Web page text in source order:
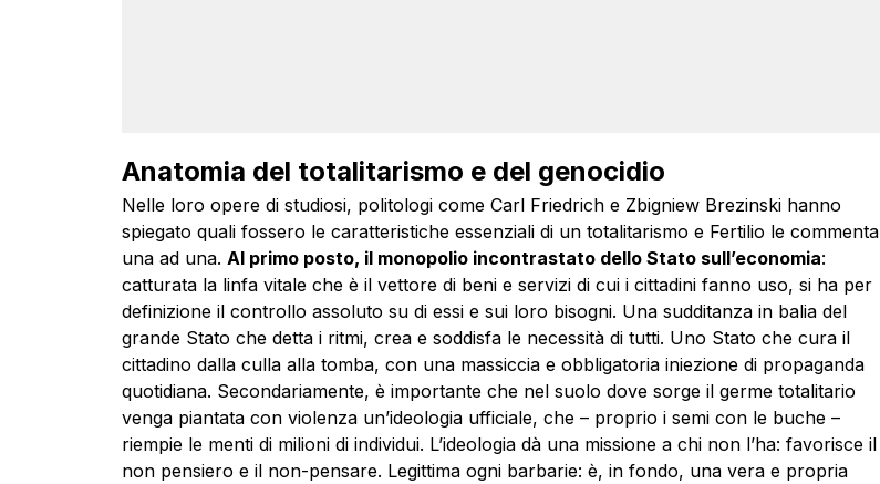
Anatomia del totalitarismo e del genocidio
Nelle loro opere di studiosi, politologi come Carl Friedrich e Zbigniew Brezinski hanno
spiegato quali fossero le caratteristiche essenziali di un totalitarismo e Fertilio le commenta
una ad una. Al primo posto, il monopolio incontrastato dello Stato sull’economia:
catturata la linfa vitale che è il vettore di beni e servizi di cui i cittadini fanno uso, si ha per
definizione il controllo assoluto su di essi e sui loro bisogni. Una sudditanza in balia del
grande Stato che detta i ritmi, crea e soddisfa le necessità di tutti. Uno Stato che cura il
cittadino dalla culla alla tomba, con una massiccia e obbligatoria iniezione di propaganda
quotidiana. Secondariamente, è importante che nel suolo dove sorge il germe totalitario
venga piantata con violenza un’ideologia ufficiale, che – proprio i semi con le buche –
riempie le menti di milioni di individui. L’ideologia dà una missione a chi non l’ha: favorisce il
non pensiero e il non-pensare. Legittima ogni barbarie: è, in fondo, una vera e propria